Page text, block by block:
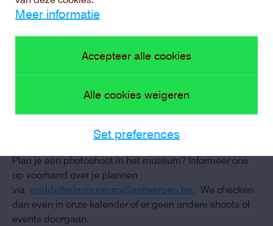
Meer informatie
Accepteer alle cookies
Alle cookies weigeren
Set preferences
Niet-commerciële fotografie
Hieronder verstaan we foto’s of video die niet
huwelijksfoto’s, schoolprojecten, amateurfotografie…
Plan je een photoshoot in het museum? Informeer ons
op voorhand over je plannen
via middelheimmuseum@antwerpen.be. We checken
dan even in onze kalender of er geen andere shoots of
events doorgaan.